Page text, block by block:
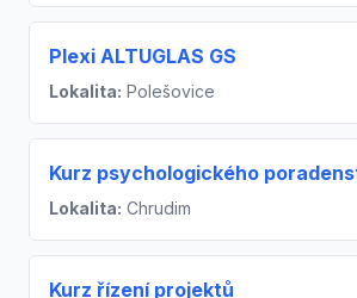
Plexi ALTUGLAS GS
Lokalita: Polešovice
Kurz psychologického
Lokalita: Chrudim
Kurz řízení projektů